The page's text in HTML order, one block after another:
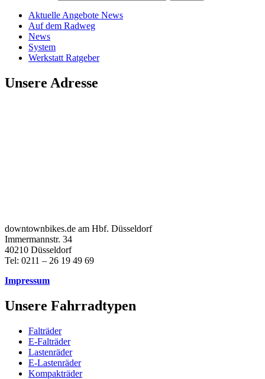
Aktuelle Angebote News
Auf dem Radweg
News
System
Werkstatt Ratgeber
Unsere Adresse
downtownbikes.de am Hbf. Düsseldorf
Immermannstr. 34
40210 Düsseldorf
Tel: 0211 – 26 19 49 69
Impressum
Unsere Fahrradtypen
Falträder
E-Falträder
Lastenräder
E-Lastenräder
Kompakträder